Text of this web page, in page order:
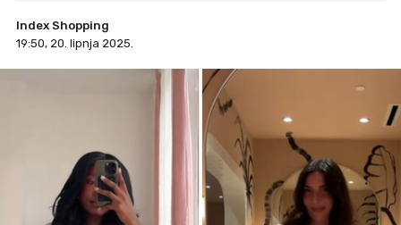
Index Shopping
19:50, 20. lipnja 2025.